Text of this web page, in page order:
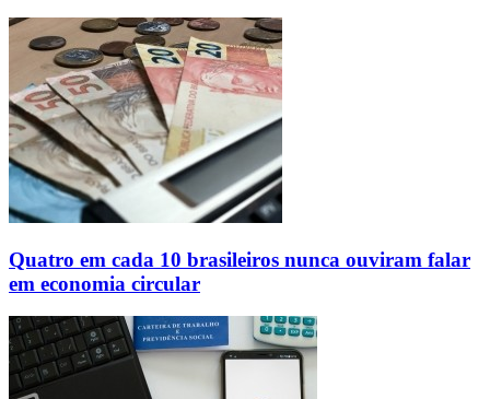
Quatro em cada 10 brasileiros nunca ouviram falar
em economia circular